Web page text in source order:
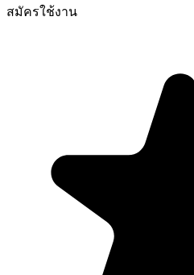
สมัครใช้งาน